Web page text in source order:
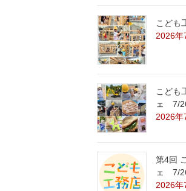
こども
2026年
こども
ェ 7/
2026年
第4回
ェ 7/
2026年